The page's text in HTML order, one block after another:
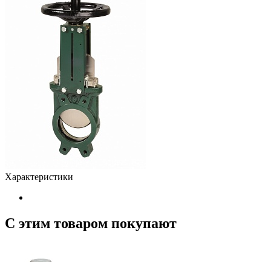
Характеристики
С этим товаром покупают